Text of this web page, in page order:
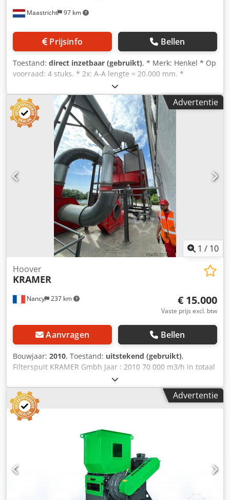
Maastricht 97 km
Prijsinfo Bellen
Toestand: direct inzetbaar (gebruikt), * Merk: Henkel * Op
voorraad: 4 stuks. * 2x: A-A lengte = 20.000 mm. *
Bandbreedte: 650 mm. * Aandrijving: 7,5 kW-
versnellingsbak. * 1x: A-A lengte = 22.000 mm. *
Bandbreedte: 800 mm. * Aandrijving: 11 kW-
versnellingsbak. * 1x: A-A lengte = 7.500 mm. Cedpfx
Akszpzktjkerf * Bandbreedte: 800 mm. * Aandrijving: 4 kW-
versnellingsbak.
Advertentie
1 / 10
Nancy 237 km
Hoover
KRAMER
€ 15.000
Vaste prijs excl. btw
Aanvragen Bellen
Bouwjaar: 2010, Toestand: uitstekend (gebruikt),
Filterspuit KRAMER Gmbh Jaar : 2010 70 000 m3/h in totaal
Het systeem kan afzonderlijk worden gebruikt in 2 filters
van elk 33 000 m3/h. Cedjh D E Rdjpfx Akkorf
Advertentie